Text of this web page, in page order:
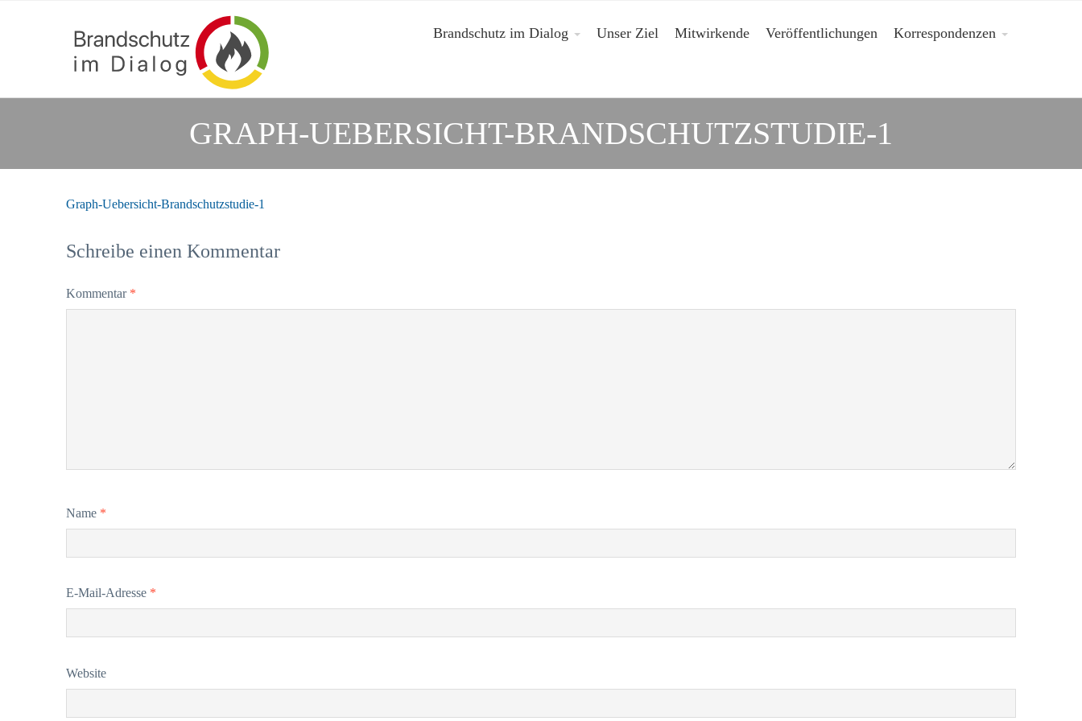
Brandschutz im Dialog Unser Ziel Mitwirkende Veröffentlichungen Korrespondenzen
GRAPH-UEBERSICHT-BRANDSCHUTZSTUDIE-1
Graph-Uebersicht-Brandschutzstudie-1
Schreibe einen Kommentar
Kommentar *
Name *
E-Mail-Adresse *
Website